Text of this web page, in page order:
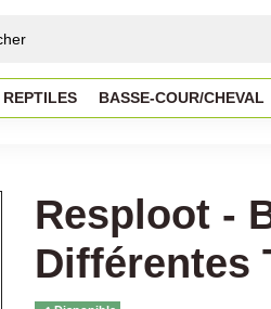
REPTILES BASSE-COUR/CHEVAL
Resploot -
Différentes